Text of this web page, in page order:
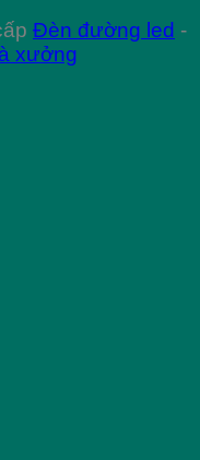
Đèn đường led -
xưởng